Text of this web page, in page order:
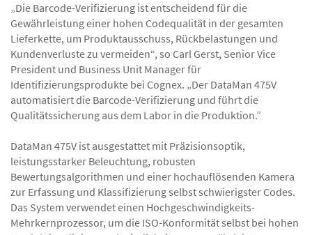
„Die Barcode-Verifizierung ist entscheidend für die
Gewährleistung einer hohen Codequalität in der gesamten
Lieferkette, um Produktausschuss, Rückbelastungen und
Kundenverluste zu vermeiden“, so Carl Gerst, Senior Vice
President und Business Unit Manager für
Identifizierungsprodukte bei Cognex. „Der DataMan 475V
automatisiert die Barcode-Verifizierung und führt die
Qualitätssicherung aus dem Labor in die Produktion.”
DataMan 475V ist ausgestattet mit Präzisionsoptik,
leistungsstarker Beleuchtung, robusten
Bewertungsalgorithmen und einer hochauflösenden Kamera
zur Erfassung und Klassifizierung selbst schwierigster Codes.
Das System verwendet einen Hochgeschwindigkeits-
Mehrkernprozessor, um die ISO-Konformität selbst bei hohen